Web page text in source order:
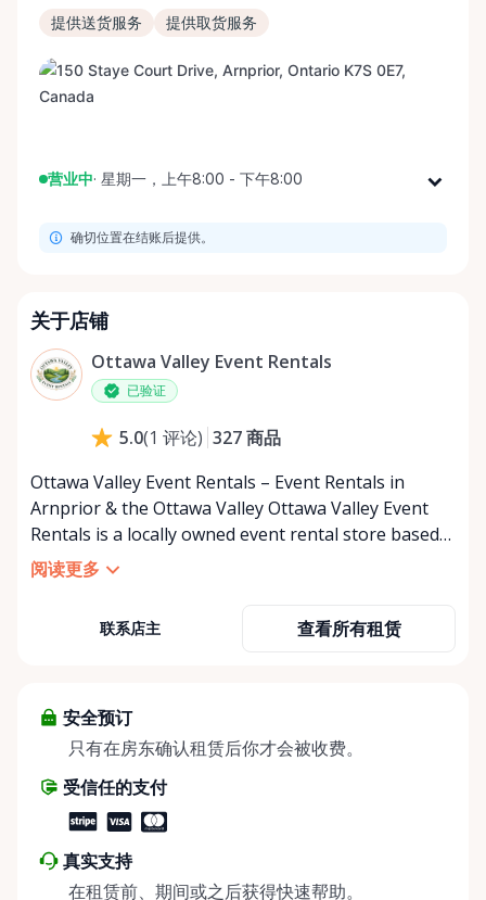
提供送货服务 提供取货服务
营业中· 星期一，上午8:00 - 下午8:00
星期二
星期四
星期六
上午8:00 - 下午8:00
星期日
确切位置在结账后提供。
关于店铺
Ottawa Valley Event Rentals
已验证
5.0(1 评论) 327商品
Ottawa Valley Event Rentals – Event Rentals in
Arnprior & the Ottawa Valley Ottawa Valley Event
Rentals is a locally owned event rental store based
in Arnprior, Ontario, proudly serving the Ottawa
Valley and surrounding communities. We help make
family celebrations, and community gatherings
Arnprior, Renfrew, Pembroke, Almonte, Carleton
Place, Deep River, Petawawa, White Lake, and
planning a small backyard get-together or a larger
special event, we’re here to help. We offer
convenient self-serve pickup and drop-off at our
Rent Anything Store Trading Post, making it easy
阅读更多
联系店主 查看所有租赁
安全预订
只有在房东确认租赁后你才会被收费。
受信任的支付
真实支持
在租赁前、期间或之后获得快速帮助。